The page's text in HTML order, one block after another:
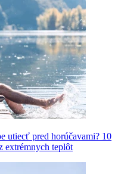
utiecť pred horúčavami? 10
extrémnych teplôt